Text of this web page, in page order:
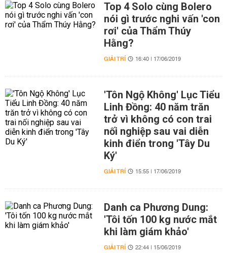
Top 4 Solo cùng Bolero
nói gì trước nghi vấn 'con
rơi' của Thẩm Thúy
Hằng?
GIẢI TRÍ 16:40 | 17/06/2019
'Tôn Ngộ Không' Lục Tiểu
Linh Đồng: 40 năm trăn
trở vì không có con trai
nối nghiệp sau vai diễn
kinh điển trong 'Tây Du
Ký'
GIẢI TRÍ 15:55 | 17/06/2019
Danh ca Phương Dung:
'Tôi tốn 100 kg nước mắt
khi làm giám khảo'
GIẢI TRÍ 22:44 | 15/06/2019